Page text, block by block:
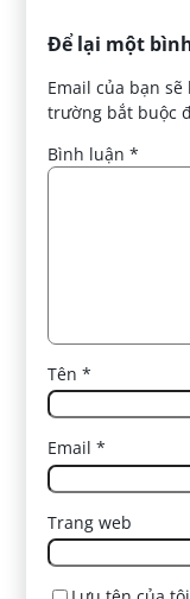
Để lại một
Email của bạn
trường bắt buộc
Bình luận*
Tên*
Email*
Trang web